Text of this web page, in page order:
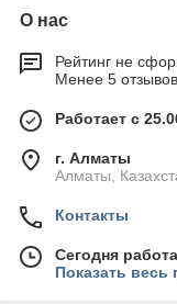
О нас
Рейтинг не
Менее 5
Работает с
г. Алматы
Алматы,
Контакты
Сегодня
Показать весь